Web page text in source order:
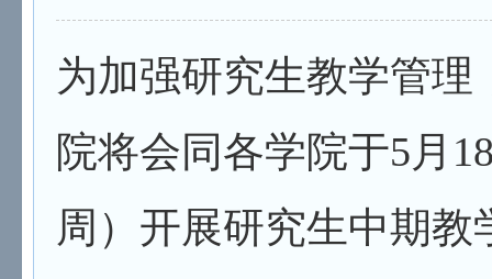
为加强研究生教学管
院将会同各学院于5月
周）开展研究生中期